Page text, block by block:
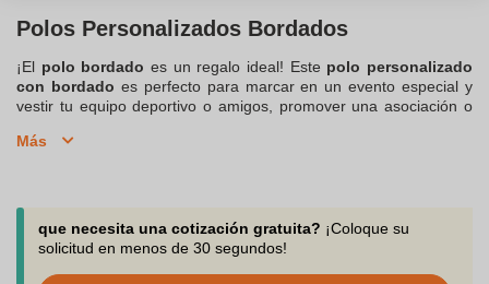
Polos Personalizados Bordados
¡El polo bordado es un regalo ideal! Este polo personalizado
con bordado es perfecto para marcar en un evento especial y
vestir tu equipo deportivo o amigos, promover una asociación o
particularmente adecuada para
neutro (no personalizado). Descubre al completo nuestra gama
deRopa Bordada. Zaprinta es el sitio perfecto para personalizar
tus camisas, chaquetas y polares con muchas posibilidades.
Más
que necesita una cotización gratuita? ¡Coloque su
solicitud en menos de 30 segundos!